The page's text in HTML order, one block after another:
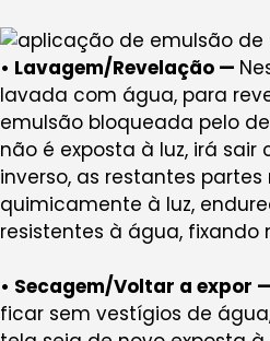
• Lavagem/Revelação —
lavada com água, para
emulsão bloqueada pelo
não é exposta à luz, irá sair
inverso, as restantes
quimicamente à luz,
resistentes à água, fixando
• Secagem/Voltar a expor
ficar sem vestígios de